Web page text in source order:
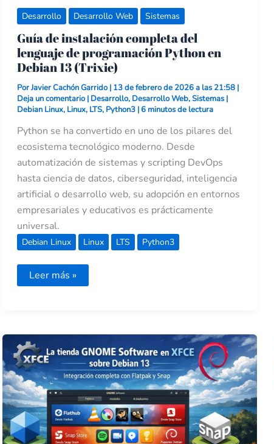
Desarrollo Desarrollo Web Sistemas
Guía de instalación completa del
lenguaje de programación Python en
Debian 13 (Trixie)
PorJavier Cachón Garrido| 13 de febrero de 2026 a las 21:58 |
Deja un comentario | Desarrollo, Desarrollo Web,Sistemas |
Debian Linux, Linux, LTS, Python3 |6 minutos de lectura
Python se ha convertido en uno de los pilares del
ecosistema tecnológico moderno. Desde
automatización de sistemas y scripting DevOps
hasta ciencia de datos, ciberseguridad, inteligencia
artificial o desarrollo web, su adopción en entornos
empresariales y educativos es prácticamente
universal.
Debian Linux Linux LTS Python3
Leer más »
La
tienda
GNOME
Software
en
XFCE
sobre
Debian
13:
integración
completa